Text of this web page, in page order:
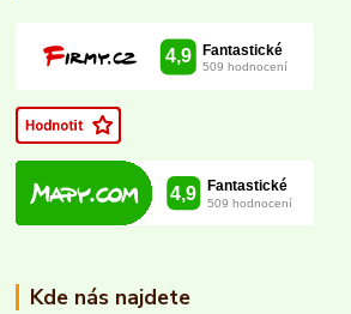
Kde nás najdete